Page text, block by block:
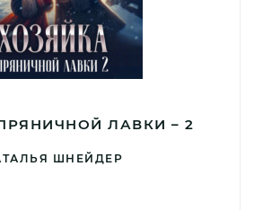
ЛАВКИ – 2
ШНЕЙДЕР